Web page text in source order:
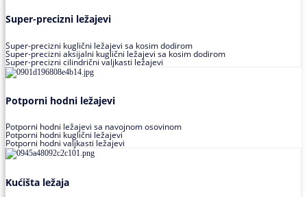
Super-precizni ležajevi
Super-precizni kuglični ležajevi sa kosim dodirom
Super-precizni aksijalni kuglični ležajevi sa kosim dodirom
Super-precizni cilindrični valjkasti ležajevi
Potporni hodni ležajevi
Potporni hodni ležajevi sa navojnom osovinom
Potporni hodni kuglični ležajevi
Potporni hodni valjkasti ležajevi
Kućišta ležaja